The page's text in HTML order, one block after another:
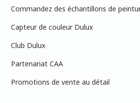
Commandez des échantillons de
Capteur de couleur Dulux
Club Dulux
Partenariat CAA
Promotions de vente au détail